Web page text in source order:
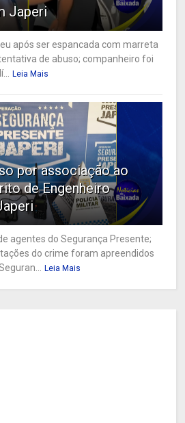
Japeri
após ser espancada com marreta
de abuso; companheiro foi
Leia Mais
por associação ao
de Engenheiro
agentes do Segurança Presente;
do crime foram apreendidos
Leia Mais